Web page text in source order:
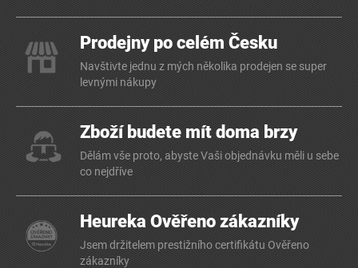
Prodejny po celém Česku
Navštivte jednu z mých několika prodejen se super
levnými nákupy
Zboží budete mít doma brzy
Dělám vše proto, abyste Vaši objednávku měli u sebe
co nejdříve
Heureka Ověřeno zákazníky
Jsem držitelem prestižního certifikátu Ověřeno
zákazníky